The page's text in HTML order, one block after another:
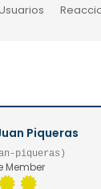
Piqueras
piqueras)
Member